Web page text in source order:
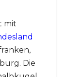
mit
Die